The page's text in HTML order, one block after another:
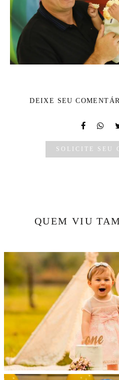
DEIXE SEU
SOLICITE SEU
QUEM VIU